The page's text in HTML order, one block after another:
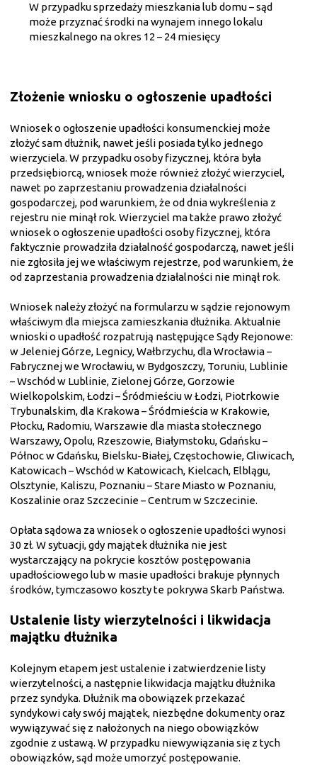
W przypadku sprzedaży mieszkania lub domu – sąd
może przyznać środki na wynajem innego lokalu
mieszkalnego na okres 12 – 24 miesięcy
Złożenie wniosku o ogłoszenie upadłości
Wniosek o ogłoszenie upadłości konsumenckiej może
złożyć sam dłużnik, nawet jeśli posiada tylko jednego
wierzyciela. W przypadku osoby fizycznej, która była
przedsiębiorcą, wniosek może również złożyć wierzyciel,
nawet po zaprzestaniu prowadzenia działalności
gospodarczej, pod warunkiem, że od dnia wykreślenia z
rejestru nie minął rok. Wierzyciel ma także prawo złożyć
wniosek o ogłoszenie upadłości osoby fizycznej, która
faktycznie prowadziła działalność gospodarczą, nawet jeśli
nie zgłosiła jej we właściwym rejestrze, pod warunkiem, że
od zaprzestania prowadzenia działalności nie minął rok.
Wniosek należy złożyć na formularzu w sądzie rejonowym
właściwym dla miejsca zamieszkania dłużnika. Aktualnie
wnioski o upadłość rozpatrują następujące Sądy Rejonowe:
w Jeleniej Górze, Legnicy, Wałbrzychu, dla Wrocławia –
Fabrycznej we Wrocławiu, w Bydgoszczy, Toruniu, Lublinie
– Wschód w Lublinie, Zielonej Górze, Gorzowie
Wielkopolskim, Łodzi – Śródmieściu w Łodzi, Piotrkowie
Trybunalskim, dla Krakowa – Śródmieścia w Krakowie,
Płocku, Radomiu, Warszawie dla miasta stołecznego
Warszawy, Opolu, Rzeszowie, Białymstoku, Gdańsku –
Północ w Gdańsku, Bielsku-Białej, Częstochowie, Gliwicach,
Katowicach – Wschód w Katowicach, Kielcach, Elblągu,
Olsztynie, Kaliszu, Poznaniu – Stare Miasto w Poznaniu,
Koszalinie oraz Szczecinie – Centrum w Szczecinie.
Opłata sądowa za wniosek o ogłoszenie upadłości wynosi
30 zł. W sytuacji, gdy majątek dłużnika nie jest
wystarczający na pokrycie kosztów postępowania
upadłościowego lub w masie upadłości brakuje płynnych
środków, tymczasowo koszty te pokrywa Skarb Państwa.
Ustalenie listy wierzytelności i likwidacja
majątku dłużnika
Kolejnym etapem jest ustalenie i zatwierdzenie listy
wierzytelności, a następnie likwidacja majątku dłużnika
przez syndyka. Dłużnik ma obowiązek przekazać
syndykowi cały swój majątek, niezbędne dokumenty oraz
wywiązywać się z nałożonych na niego obowiązków
zgodnie z ustawą. W przypadku niewywiązania się z tych
obowiązków, sąd może umorzyć postępowanie.